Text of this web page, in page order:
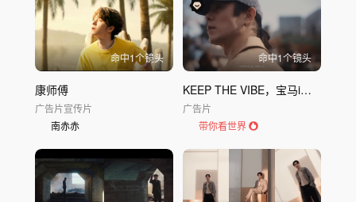
命中1个镜头
康师傅
广告片宣传片
南赤赤
命中1个镜头
KEEP THE VIBE，宝马i系列带你持续燃动
广告片
带你看世界